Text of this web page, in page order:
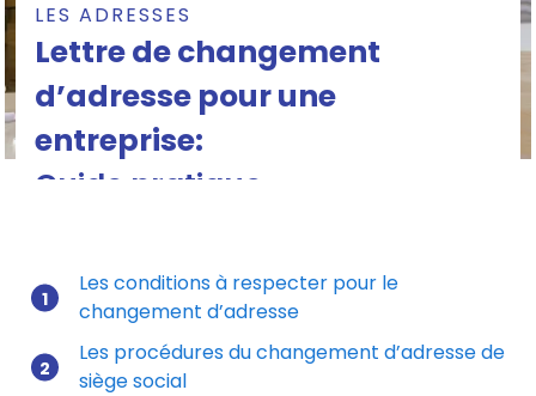
LES ADRESSES
Lettre de changement
d’adresse pour une
entreprise:
Guide pratique
Mis à jour le 30/08/2023
Les conditions à respecter pour le
changement d’adresse
Les procédures du changement d’adresse de
siège social